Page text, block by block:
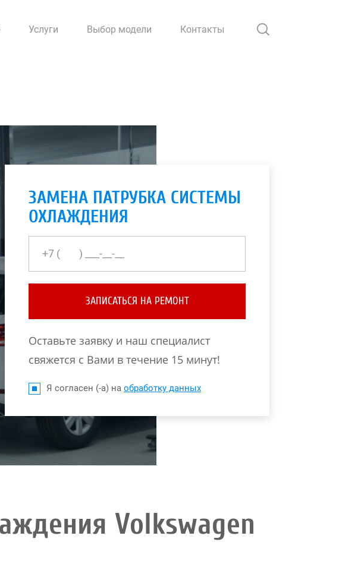
Услуги Выбор модели Контакты
ЗАМЕНА ПАТРУБКА СИСТЕМЫ
ОХЛАЖДЕНИЯ
ЗАПИСАТЬСЯ НА РЕМОНТ
Оставьте заявку и наш специалист
свяжется с Вами в течение 15 минут!
Я согласен (-а) на обработку данных
Volkswagen